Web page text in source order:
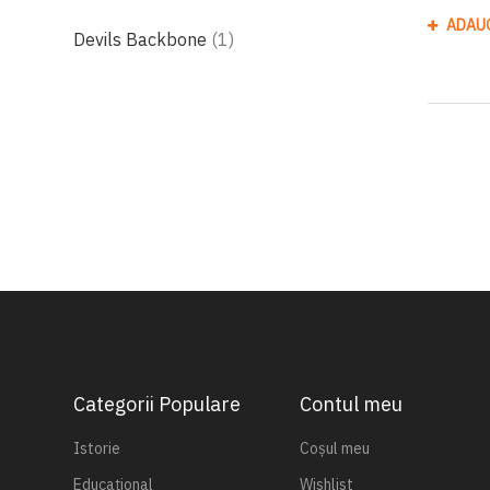
Devils Backbone 1produs
Categorii Populare
Istorie
Educațional
Contul meu
Coșul meu
Wishlist